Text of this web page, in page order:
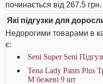
починається від 267.5 грн.
Які підгузки для
Недорогими товарами в
є:
Seni Super Seni
Tena Lady Pants Plus
M бежеві 9 шт